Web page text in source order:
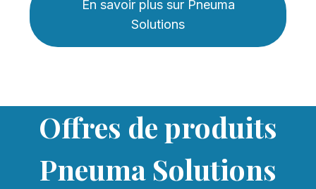
En savoir plus sur Pneuma
Solutions
Offres de produits
Pneuma Solutions